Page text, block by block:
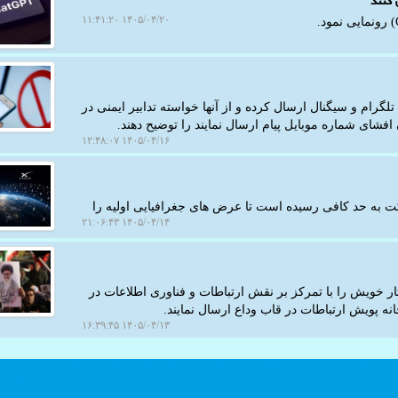
۱۴۰۵/۰۴/۲۰ ۱۱:۴۱:۲۰
و سیگنال ارسال کرده و از آنها خواسته تدابیر ایمنی در
شماره موبایل پیام ارسال نمایند را توضیح دهند.
۱۴۰۵/۰۴/۱۶ ۱۲:۴۸:۰۷
به حد کافی رسیده است تا عرض های جغرافیایی اولیه را
۱۴۰۵/۰۴/۱۴ ۲۱:۰۶:۴۳
خویش را با تمرکز بر نقش ارتباطات و فناوری اطلاعات در
۱۴۰۵/۰۴/۱۳ ۱۶:۳۹:۴۵